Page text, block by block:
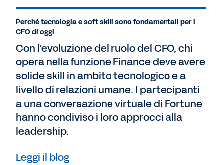
Perché tecnologia e soft skill sono fondamentali per i
CFO di oggi
Con l'evoluzione del ruolo del CFO, chi
opera nella funzione Finance deve avere
solide skill in ambito tecnologico e a
livello di relazioni umane. I partecipanti
a una conversazione virtuale di Fortune
hanno condiviso i loro approcci alla
leadership.
Leggi il blog